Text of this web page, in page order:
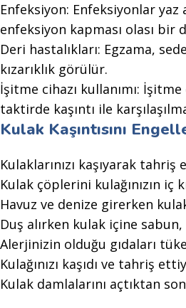
Enfeksiyon: Enfeksiyonlar
enfeksiyon kapması olası bir
Deri hastalıkları: Egzama,
kızarıklık görülür.
İşitme cihazı kullanımı:
taktirde kaşıntı ile
Kulak Kaşıntısını
Kulaklarınızı kaşıyarak
Kulak çöplerini kulağınızın iç
Havuz ve denize girerken
Duş alırken kulak içine
Alerjinizin olduğu gıdaları
Kulağınızı kaşıdı ve tahriş
Kulak damlalarını açtıktan